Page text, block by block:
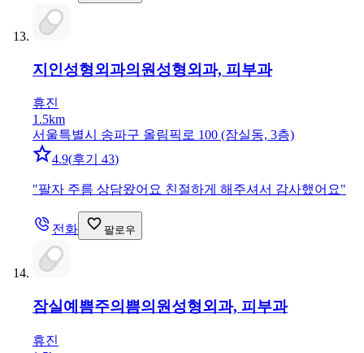
지인성형외과의원 성형외과, 피부과
휴진
1.5km
서울특별시 송파구 올림픽로 100 (잠실동, 3층)
4.9(후기 43)
"팔자 주름 상담왔어요 친절하게 해주셔서 감사했어요"
전화 팔로우
잠실예쁨주의쁨의원 성형외과, 피부과
휴진